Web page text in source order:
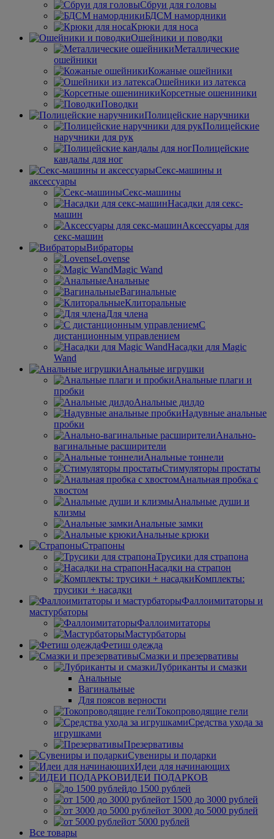
Сбруи для головы
БДСМ намордники
Крюки для носа
Ошейники и поводки
Металлические
ошейники
Кожаные ошейники
Ошейники из латекса
Корсетные ошениники
Поводки
Полицейские наручники
Полицейские
наручники для рук
Полицейские
кандалы для ног
Секс-машины и
аксессуары
Секс-машины
Насадки для секс-
машин
Аксессуары для
секс-машин
Вибраторы
Lovense
Magic Wand
Анальные
Вагинальные
Клиторальные
Для члена
С
дистанционным управлением
Насадки для Magic
Wand
Анальные игрушки
Анальные плаги и
пробки
Анальные дилдо
Надувные анальные
пробки
Анально-
вагинальные расширители
Анальные тоннели
Стимуляторы простаты
Анальная пробка с
хвостом
Анальные души и
клизмы
Анальные замки
Анальные крюки
Страпоны
Трусики для страпона
Насадки на страпон
Комплекты:
трусики + насадки
Фаллоимитаторы и
мастурбаторы
Фаллоимитаторы
Мастурбаторы
Фетиш одежда
Смазки и презервативы
Лубриканты и смазки
Анальные
Вагинальные
Для поясов верности
Токопроводящие гели
Средства ухода за
игрушками
Презервативы
Сувениры и подарки
Идеи для начинающих
ИДЕИ ПОДАРКОВ
до 1500 рублей
от 1500 до 3000 рублей
от 3000 до 5000 рублей
от 5000 рублей
Все товары